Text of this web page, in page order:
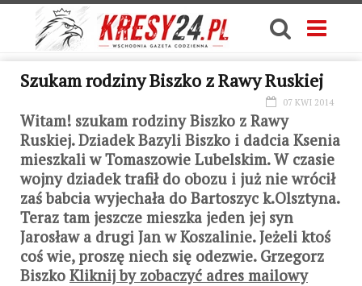
Szukam rodziny Biszko z Rawy Ruskiej
07 KWI 2014
Witam! szukam rodziny Biszko z Rawy
Ruskiej. Dziadek Bazyli Biszko i dadcia Ksenia
mieszkali w Tomaszowie Lubelskim. W czasie
wojny dziadek trafił do obozu i już nie wrócił
zaś babcia wyjechała do Bartoszyc k.Olsztyna.
Teraz tam jeszcze mieszka jeden jej syn
Jarosław a drugi Jan w Koszalinie. Jeżeli ktoś
coś wie, proszę niech się odezwie. Grzegorz
Biszko Kliknij by zobaczyć adres mailowy